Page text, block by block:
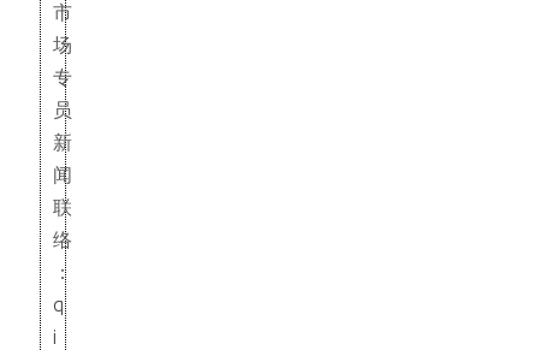
市
场
专
员
新
闻
联
络
：
q
i